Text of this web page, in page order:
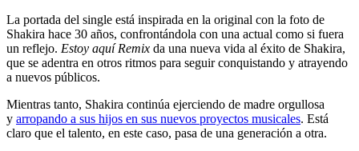
La portada del single está inspirada en la original con la foto de
Shakira hace 30 años, confrontándola con una actual como si fuera
un reflejo. Estoy aquí Remix da una nueva vida al éxito de Shakira,
que se adentra en otros ritmos para seguir conquistando y atrayendo
a nuevos públicos.
Mientras tanto, Shakira continúa ejerciendo de madre orgullosa
y arropando a sus hijos en sus nuevos proyectos musicales. Está
claro que el talento, en este caso, pasa de una generación a otra.